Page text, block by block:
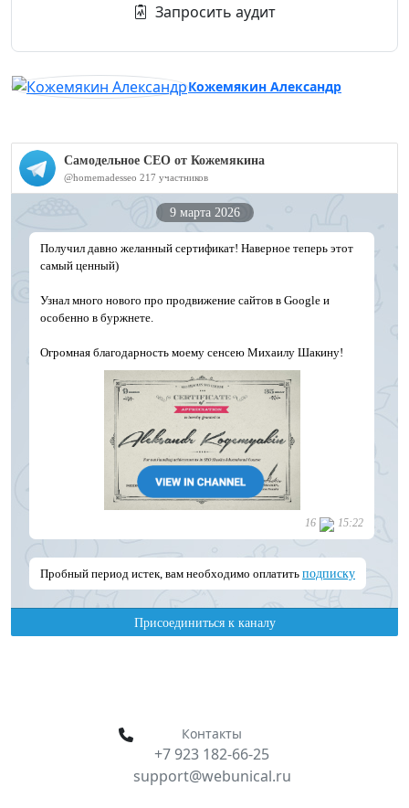
Запросить аудит
Кожемякин Александр
Контакты
+7 923 182-66-25
support@webunical.ru